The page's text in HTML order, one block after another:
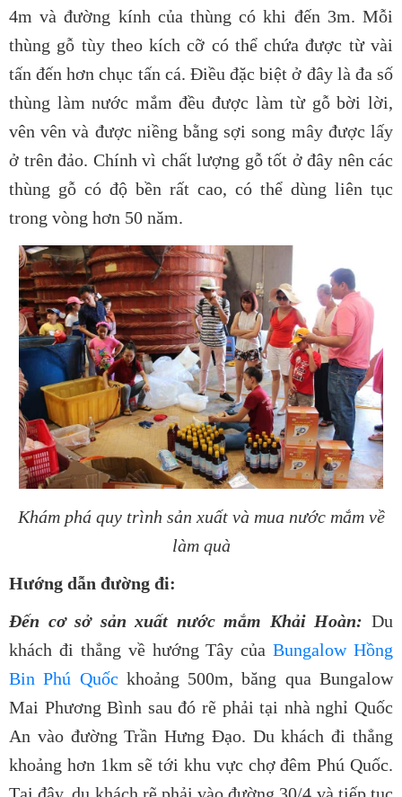
4m và đường kính của thùng có khi đến 3m. Mỗi
thùng gỗ tùy theo kích cỡ có thể chứa được từ vài
tấn đến hơn chục tấn cá. Điều đặc biệt ở đây là đa số
thùng làm nước mắm đều được làm từ gỗ bời lời,
vên vên và được niềng bằng sợi song mây được lấy
ở trên đảo. Chính vì chất lượng gỗ tốt ở đây nên các
thùng gỗ có độ bền rất cao, có thể dùng liên tục
trong vòng hơn 50 năm.
Khám phá quy trình sản xuất và mua nước mắm về
làm quà
Hướng dẫn đường đi:
Đến cơ sở sản xuất nước mắm Khải Hoàn: Du
khách đi thẳng về hướng Tây củaBungalow Hồng
Bin Phú Quốc khoảng 500m, băng qua Bungalow
Mai Phương Bình sau đó rẽ phải tại nhà nghỉ Quốc
An vào đường Trần Hưng Đạo. Du khách đi thẳng
khoảng hơn 1km sẽ tới khu vực chợ đêm Phú Quốc.